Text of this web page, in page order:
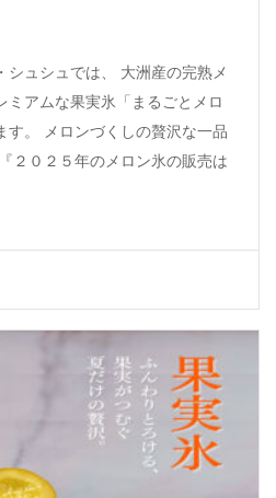
シュシュでは、 大洲産の完熟メ
ミアムな果実氷「まるごとメロ
す。 メロンづくしの贅沢な一品
２０２５年のメロン氷の販売は